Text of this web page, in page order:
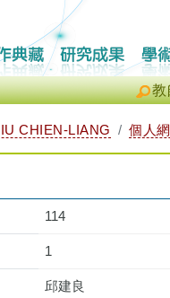
教
CHIEN-LIANG 個人
114
1
邱建良